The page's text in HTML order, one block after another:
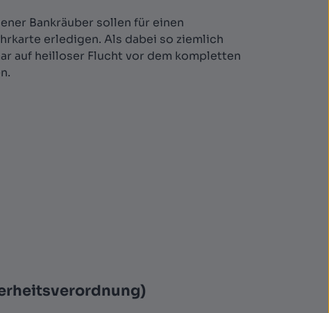
Bankräuber sollen für einen
erledigen. Als dabei so ziemlich
auf heilloser Flucht vor dem kompletten